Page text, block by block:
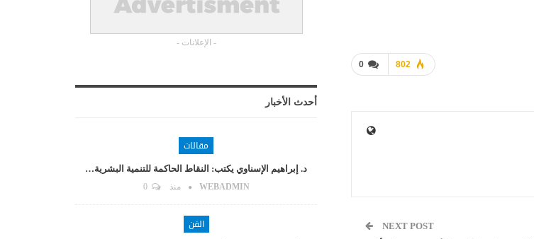
0 802
NEXT POST
- الإعلانات -
أحدث الأخبار
مقالات
د. إبراهيم الإسناوي يكتب: النقاط الحاكمة للتنمية البشرية…
WEBADMIN منذ 0
الفن